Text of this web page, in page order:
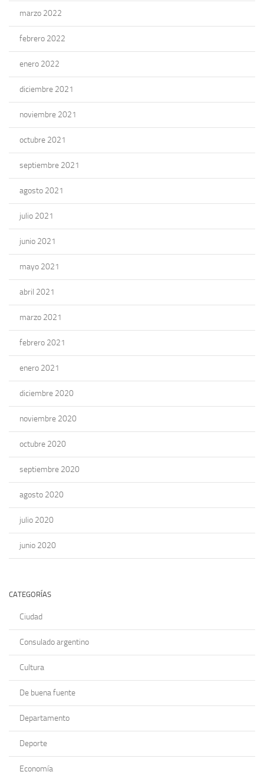
marzo 2022
febrero 2022
enero 2022
diciembre 2021
noviembre 2021
octubre 2021
septiembre 2021
agosto 2021
julio 2021
junio 2021
mayo 2021
abril 2021
marzo 2021
febrero 2021
enero 2021
diciembre 2020
noviembre 2020
octubre 2020
septiembre 2020
agosto 2020
julio 2020
junio 2020
CATEGORÍAS
Ciudad
Consulado argentino
Cultura
De buena fuente
Departamento
Deporte
Economía